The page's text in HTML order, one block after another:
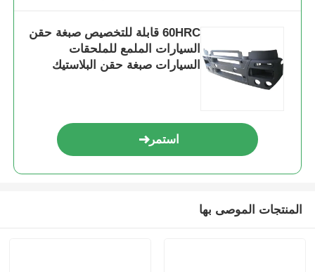
منزل
المنتجات
عرض الواقع الافتراضي
60HRC قابلة للتخصيص صبغة حقن
السيارات الملمع للملحقات
السيارات صبغة حقن البلاستيك
استمر
المنتجات الموصى بها